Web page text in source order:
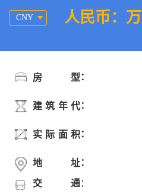
CNY 人民币：万
房型 ：
建筑年代：
实际面积：
地址：
交通：